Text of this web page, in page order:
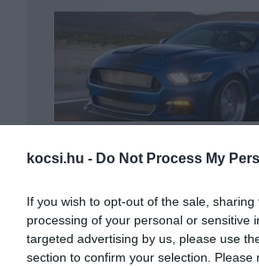
kocsi.hu - Do Not Process My
If you wish to opt-out of the sale,
processing of your personal or sensitive
targeted advertising by us, please use
section to confirm your selection. Please